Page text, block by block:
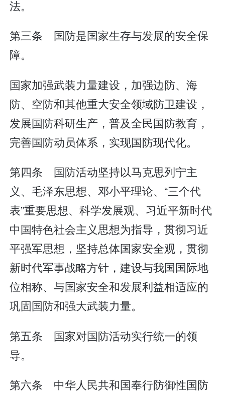
法。
第三条 国防是国家生存与发展的安全保
障。
国家加强武装力量建设，加强边防、海
防、空防和其他重大安全领域防卫建设，
发展国防科研生产，普及全民国防教育，
完善国防动员体系，实现国防现代化。
第四条 国防活动坚持以马克思列宁主
义、毛泽东思想、邓小平理论、“三个代
表”重要思想、科学发展观、习近平新时代
中国特色社会主义思想为指导，贯彻习近
平强军思想，坚持总体国家安全观，贯彻
新时代军事战略方针，建设与我国国际地
位相称、与国家安全和发展利益相适应的
巩固国防和强大武装力量。
第五条 国家对国防活动实行统一的领
导。
第六条 中华人民共和国奉行防御性国防